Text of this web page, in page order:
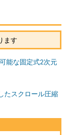
ます
能な固定式2次元
たスクロール圧縮